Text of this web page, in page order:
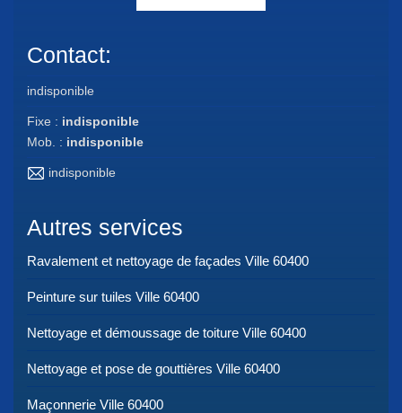
Contact:
indisponible
Fixe : indisponible
Mob. : indisponible
indisponible
Autres services
Ravalement et nettoyage de façades Ville 60400
Peinture sur tuiles Ville 60400
Nettoyage et démoussage de toiture Ville 60400
Nettoyage et pose de gouttières Ville 60400
Maçonnerie Ville 60400